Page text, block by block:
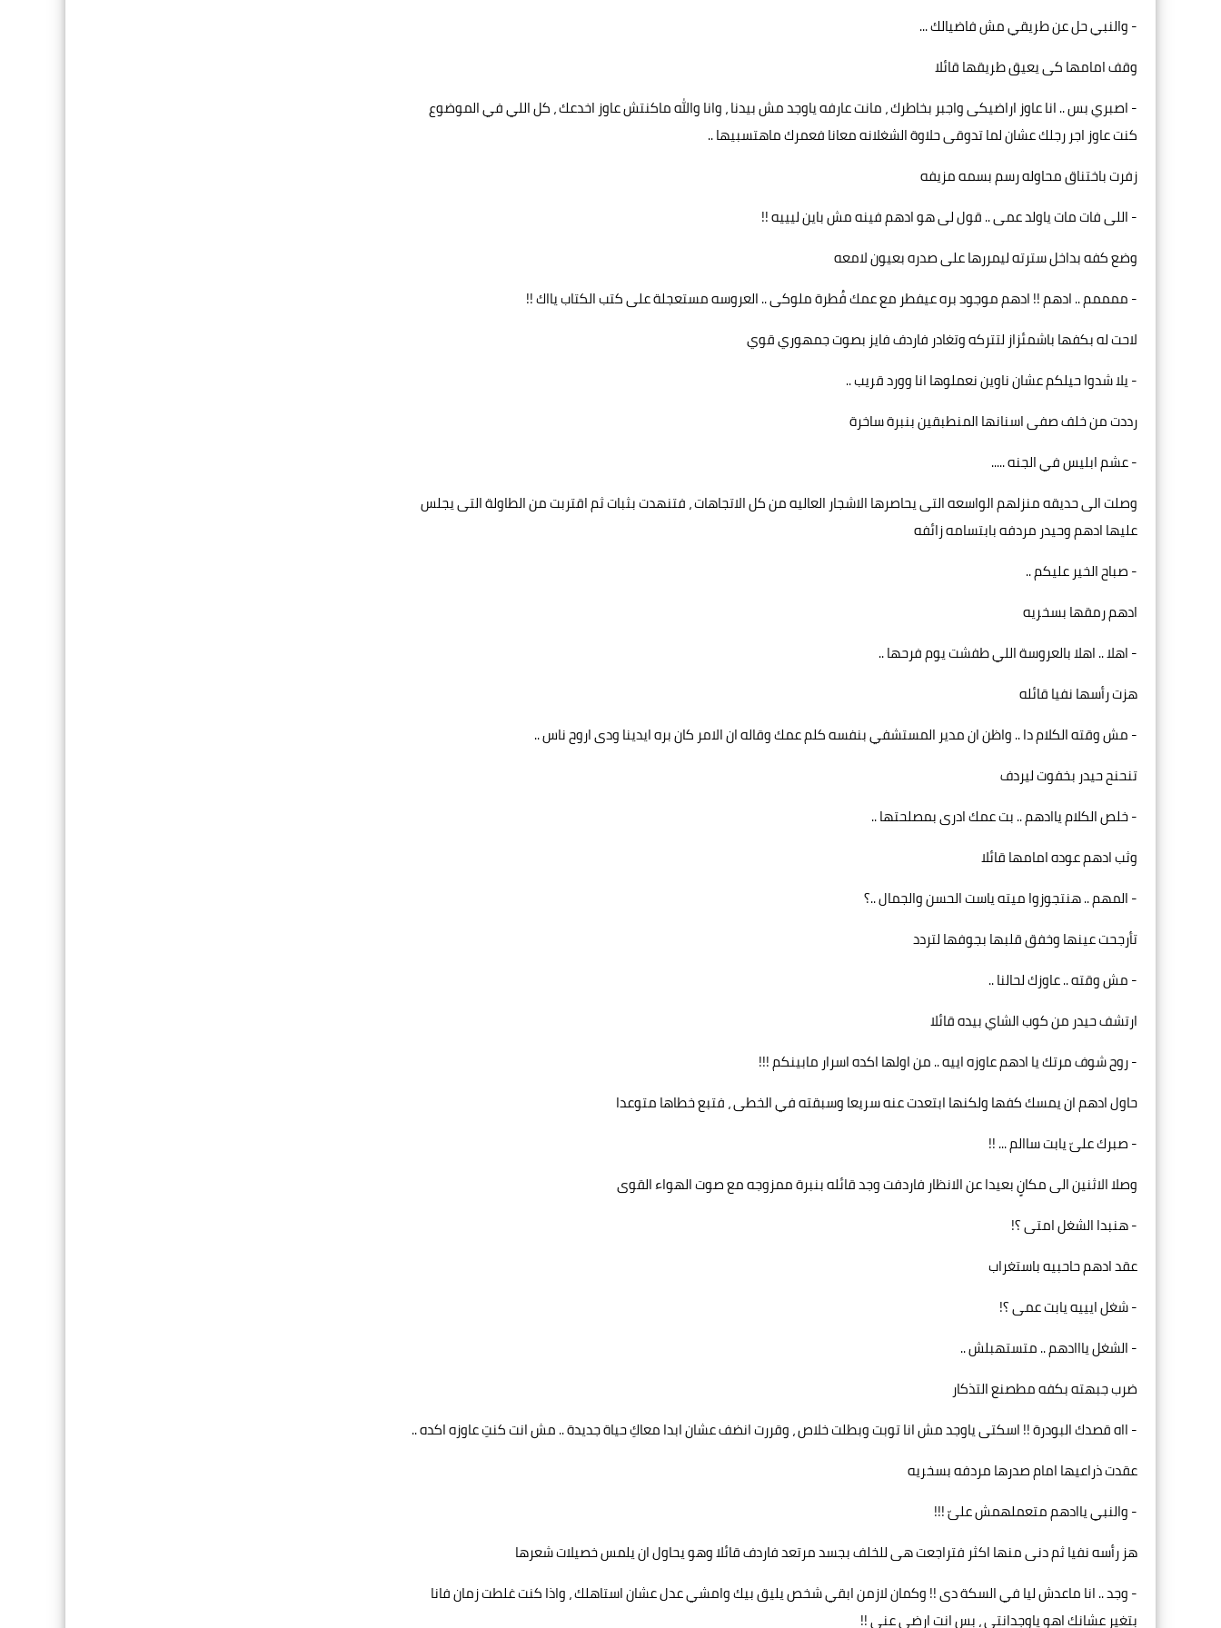
- والنبي حل عن طريقي مش فاضيالك ...
وقف امامها كى يعيق طريقها قائلا
- اصبري بس .. انا عاوز اراضيكى واجبر بخاطرك ، مانت عارفه ياوجد مش بيدنا ، وانا والله ماكنتش عاوز اخدعك ، كل اللي في الموضوع
كنت عاوز اجر رجلك عشان لما تدوقى حلاوة الشغلانه معانا فعمرك ماهتسبيها ..
زفرت باختناق محاوله رسم بسمه مزيفه
- اللى فات مات ياولد عمى .. قول لى هو ادهم فينه مش باين ليييه !!
وضع كفه بداخل سترته ليمررها على صدره بعيون لامعه
- ممممم .. ادهم !! ادهم موجود بره عيفطر مع عمك فُطرة ملوكى .. العروسه مستعجلة على كتب الكتاب يااك !!
لاحت له بكفها باشمئزاز لتتركه وتغادر فاردف فايز بصوت جمهوري قوي
- يلا شدوا حيلكم عشان ناوين نعملوها انا وورد قريب ..
رددت من خلف صفى اسنانها المنطبقين بنبرة ساخرة
- عشم ابليس في الجنه .....
وصلت الى حديقه منزلهم الواسعه التى يحاصرها الاشجار العاليه من كل الاتجاهات ، فتنهدت بثبات ثم اقتربت من الطاولة التى يجلس
عليها ادهم وحيدر مردفه بابتسامه زائفه
- صباح الخير عليكم ..
ادهم رمقها بسخريه
- اهلا .. اهلا بالعروسة اللي طفشت يوم فرحها ..
هزت رأسها نفيا قائله
- مش وقته الكلام دا .. واظن ان مدير المستشفي بنفسه كلم عمك وقاله ان الامر كان بره ايدينا ودى اروح ناس ..
تنحنح حيدر بخفوت ليردف
- خلص الكلام ياادهم .. بت عمك ادرى بمصلحتها ..
وثب ادهم عوده امامها قائلا
- المهم .. هنتجوزوا ميته ياست الحسن والجمال ..؟
تأرجحت عينها وخفق قلبها بجوفها لتردد
- مش وقته .. عاوزك لحالنا ..
ارتشف حيدر من كوب الشاي بيده قائلا
- روح شوف مرتك يا ادهم عاوزه اييه .. من اولها اكده اسرار مابينكم !!!
حاول ادهم ان يمسك كفها ولكنها ابتعدت عنه سريعا وسبقته في الخطى ، فتبع خطاها متوعدا
- صبرك علىّ يابت ساالم ... !!
وصلا الاثنين الى مكانٍ بعيدا عن الانظار فاردفت وجد قائله بنبرة ممزوجه مع صوت الهواء القوى
- هنبدا الشغل امتى ؟!
عقد ادهم حاحبيه باستغراب
- شغل ايييه يابت عمى ؟!
- الشغل يااادهم .. متستهبلش ..
ضرب جبهته بكفه مطصنع التذكار
- ااه قصدك البودرة !! اسكتى ياوجد مش انا توبت وبطلت خلاص ، وقررت انضف عشان ابدا معاكِ حياة جديدة .. مش انت كنتِ عاوزه اكده ..
عقدت ذراعيها امام صدرها مردفه بسخريه
- والنبي ياادهم متعملهمش علىّ !!!
هز رأسه نفيا ثم دنى منها اكثر فتراجعت هى للخلف بجسد مرتعد فاردف قائلا وهو يحاول ان يلمس خصيلات شعرها
- وجد .. انا ماعدش ليا في السكة دى !! وكمان لازمن ابقي شخص يليق بيك وامشي عدل عشان استاهلك ، واذا كنت غلطت زمان فانا
بتغير عشانك اهو ياوجدانتى ، بس انت ارضي عنى !!